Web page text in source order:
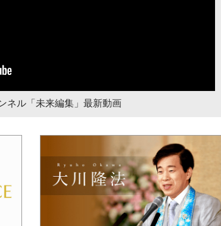
ネル「未来編集」最新動画